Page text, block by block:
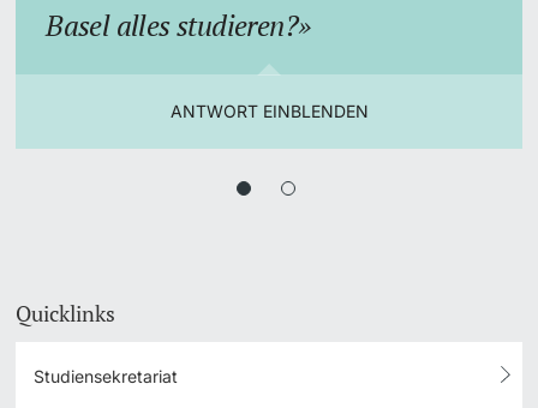
Basel alles studieren?
ANTWORT EINBLENDEN
Quicklinks
Studiensekretariat